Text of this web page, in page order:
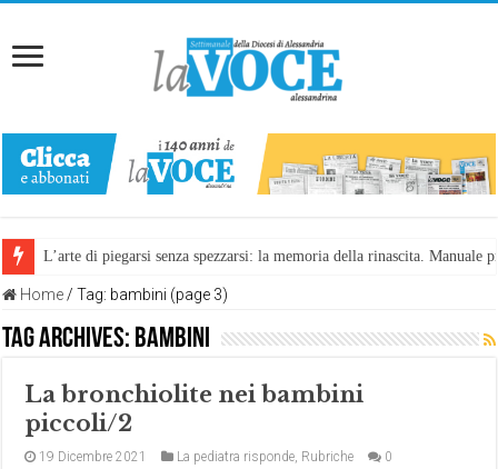
L’arte di piegarsi senza spezzarsi: la memoria della rinascita.
Home / Tag: bambini (page 3)
Tag Archives: bambini
La bronchiolite nei bambini
piccoli/2
19 Dicembre 2021 La pediatra risponde, Rubriche 0